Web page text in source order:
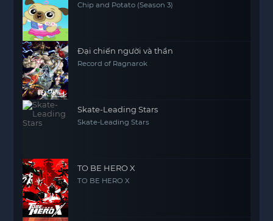
Chip and Potato (Season 3)
Đại chiến người và thần
Record of Ragnarok
Skate-Leading Stars
Skate-Leading Stars
TO BE HERO X
TO BE HERO X